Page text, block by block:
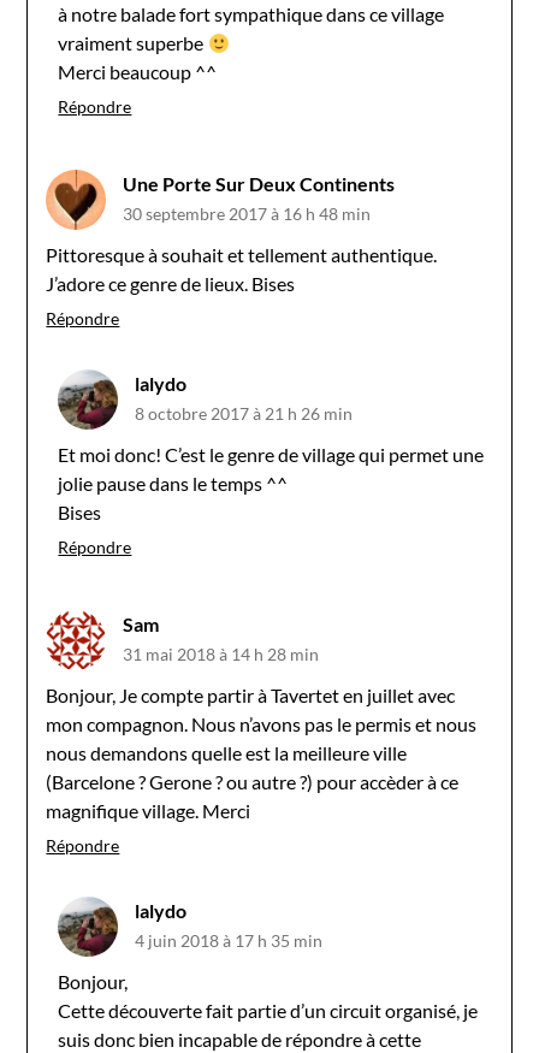
à notre balade fort sympathique dans ce village
vraiment superbe
Merci beaucoup ^^
Répondre
Une Porte Sur Deux Continents
30 septembre 2017 à 16 h 48 min
Pittoresque à souhait et tellement authentique.
J’adore ce genre de lieux. Bises
Répondre
lalydo
8 octobre 2017 à 21 h 26 min
Et moi donc! C’est le genre de village qui permet une
jolie pause dans le temps ^^
Bises
Répondre
Sam
31 mai 2018 à 14 h 28 min
Bonjour, Je compte partir à Tavertet en juillet avec
mon compagnon. Nous n’avons pas le permis et nous
nous demandons quelle est la meilleure ville
(Barcelone ? Gerone ? ou autre ?) pour accèder à ce
magnifique village. Merci
Répondre
lalydo
4 juin 2018 à 17 h 35 min
Bonjour,
Cette découverte fait partie d’un circuit organisé, je
suis donc bien incapable de répondre à cette